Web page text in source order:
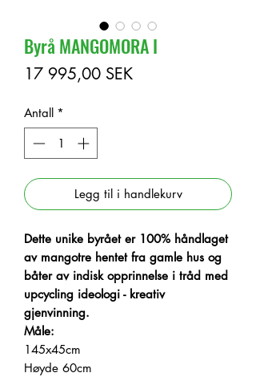
Byrå MANGOMORA I
17 995,00 SEKPris
Antall *
Legg til i handlekurv
Dette unike byrået er 100% håndlaget
av mangotre hentet fra gamle hus og
båter av indisk opprinnelse i tråd med
upcycling ideologi - kreativ
gjenvinning.
Måle:
145x45cm
Høyde 60cm